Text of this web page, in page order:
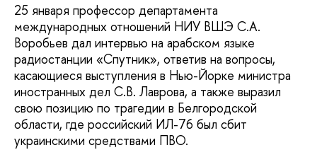
25 января профессор департамента
международных отношений НИУ ВШЭ С.А.
Воробьев дал интервью на арабском языке
радиостанции «Спутник», ответив на вопросы,
касающиеся выступления в Нью-Йорке министра
иностранных дел С.В. Лаврова, а также выразил
свою позицию по трагедии в Белгородской
области, где российский ИЛ-76 был сбит
украинскими средствами ПВО.